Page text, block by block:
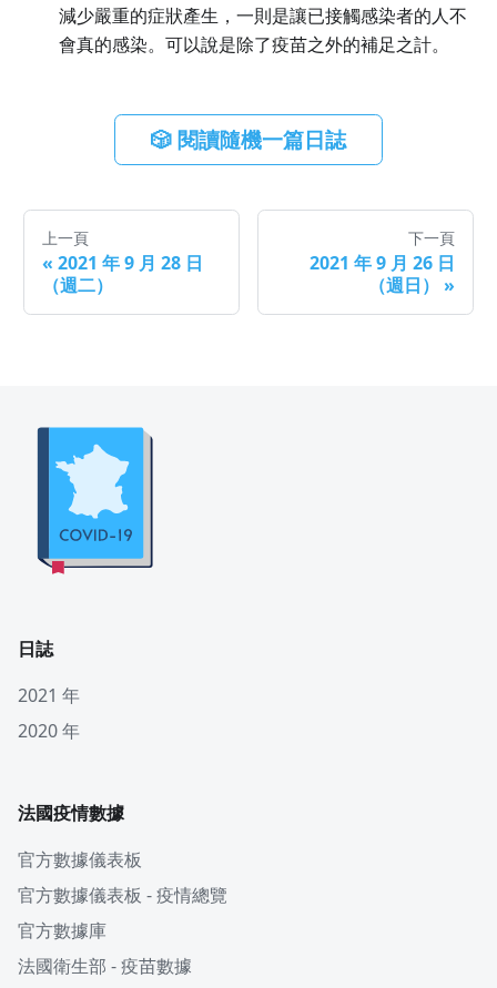
減少嚴重的症狀產生，一則是讓已接觸感染者的人不
會真的感染。可以說是除了疫苗之外的補足之計。
🎲 閱讀隨機一篇日誌
上一頁
« 2021 年 9 月 28 日
（週二）
下一頁
2021 年 9 月 26 日
（週日）
»
日誌
2021 年
2020 年
法國疫情數據
官方數據儀表板
官方數據儀表板 - 疫情總覽
官方數據庫
法國衛生部 - 疫苗數據